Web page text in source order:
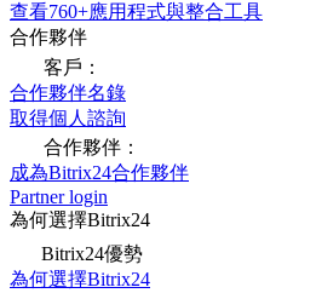
查看760+應用程式與整合工具
合作夥伴
客戶：
合作夥伴名錄
取得個人諮詢
合作夥伴：
成為Bitrix24合作夥伴
Partner login
為何選擇Bitrix24
Bitrix24優勢
為何選擇Bitrix24